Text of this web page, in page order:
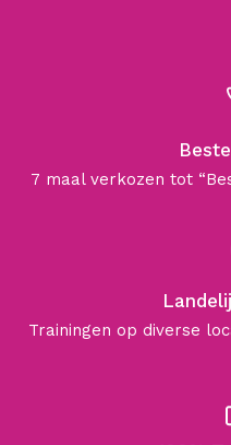
7 maal verkozen tot
Trainingen op diverse